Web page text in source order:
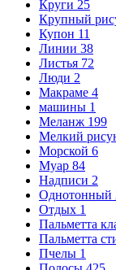
Круги 25
Крупный
Купон 11
Линии 38
Листья 72
Люди 2
Макраме 4
машины 1
Меланж 199
Мелкий
Морской 6
Муар 84
Надписи 2
Однотонный
Отдых 1
Пальметта
Пальметта
Пчелы 1